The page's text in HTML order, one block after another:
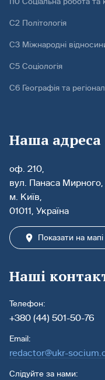
С2 Політологія
С3 Міжнародні
С5 Соціологія
С6 Географія та
Наша адреса
оф. 210,
вул. Панаса Мирного,
м. Київ,
01011, Україна
Показати на мапі
Наші
Телефон:
+380 (44) 501-50-76
Email:
redactor@ukr-
Слідуйте за нами: